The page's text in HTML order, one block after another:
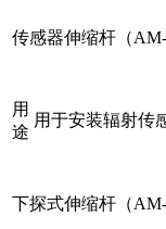
传感器伸缩杆（AM-
用
途
用于安装辐射传
下探式伸缩杆（AM-